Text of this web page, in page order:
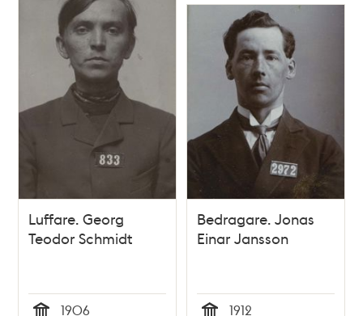
Luffare. Georg
Teodor Schmidt
1906
Bedragare. Jonas
Einar Jansson
1912